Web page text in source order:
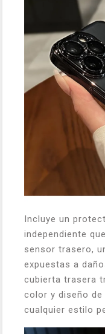
Incluye un
independiente
sensor trasero,
expuestas a
cubierta trasera
color y diseño de
cualquier estilo